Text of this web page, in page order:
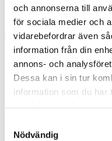
och annonserna till
för sociala medier och
vidarebefordrar även
information från din
annons- och
Dessa kan i sin tur
information som du har
Nödvändig